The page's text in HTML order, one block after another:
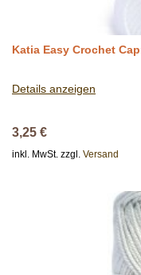
Katia Easy Crochet
Details anzeigen
3,25 €
inkl. MwSt. zzgl. Versand